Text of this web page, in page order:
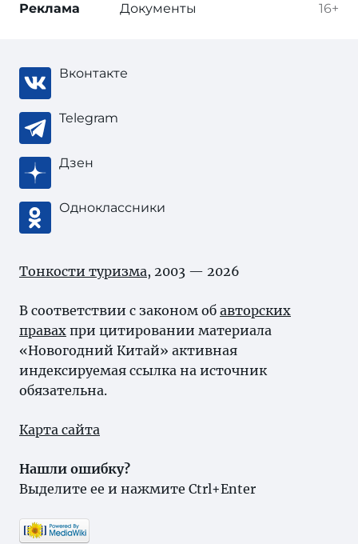
16+
Реклама Документы
Вконтакте
Telegram
Дзен
Одноклассники
Тонкости туризма, 2003 — 2026
В соответствии с законом об авторских
правах при цитировании материала
«Новогодний Китай» активная
индексируемая ссылка на источник
обязательна.
Карта сайта
Нашли ошибку?
Выделите ее и нажмите Ctrl+Enter